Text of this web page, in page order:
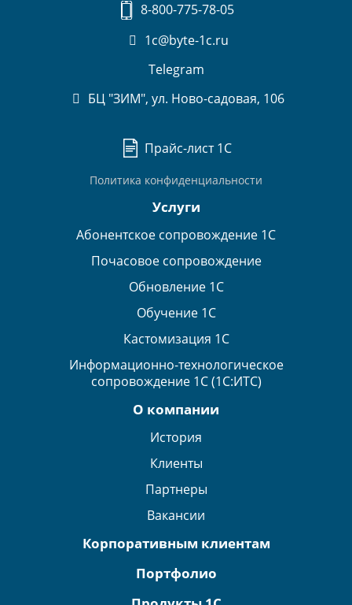
8-800-775-78-05
1c@byte-1c.ru
Telegram
БЦ "ЗИМ", ул. Ново-садовая, 106
Прайс-лист 1С
Политика конфиденциальности
Услуги
Абонентское сопровождение 1С
Почасовое сопровождение
Обновление 1С
Обучение 1С
Кастомизация 1С
Информационно-технологическое
сопровождение 1С (1С:ИТС)
О компании
История
Клиенты
Партнеры
Вакансии
Корпоративным клиентам
Портфолио